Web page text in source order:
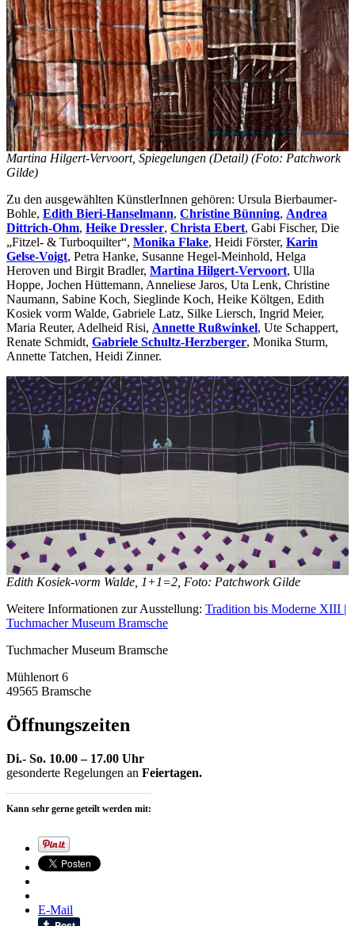
Martina Hilgert-Vervoort, Spiegelungen (Detail) (Foto: Patchwork
Gilde)
Zu den ausgewählten KünstlerInnen gehören: Ursula Bierbaumer-
Bohle, Edith Bieri-Hanselmann, Christine Bünning, Andrea
Dittrich-Ohm, Heike Dressler, Christa Ebert, Gabi Fischer, Die
„Fitzel- & Turboquilter“, Monika Flake, Heidi Förster, Karin
Gelse-Voigt, Petra Hanke, Susanne Hegel-Meinhold, Helga
Heroven und Birgit Bradler, Martina Hilgert-Vervoort, Ulla
Hoppe, Jochen Hüttemann, Anneliese Jaros, Uta Lenk, Christine
Naumann, Sabine Koch, Sieglinde Koch, Heike Költgen, Edith
Kosiek vorm Walde, Gabriele Latz, Silke Liersch, Ingrid Meier,
Maria Reuter, Adelheid Risi, Annette Rußwinkel, Ute Schappert,
Renate Schmidt, Gabriele Schultz-Herzberger, Monika Sturm,
Annette Tatchen, Heidi Zinner.
Edith Kosiek-vorm Walde, 1+1=2, Foto: Patchwork Gilde
Weitere Informationen zur Ausstellung: Tradition bis Moderne XIII |
Tuchmacher Museum Bramsche
Tuchmacher Museum Bramsche
Mühlenort 6
49565 Bramsche
Öffnungszeiten
Di.- So. 10.00 – 17.00 Uhr
gesonderte Regelungen an Feiertagen.
Kann sehr gerne geteilt werden mit:
E-Mail